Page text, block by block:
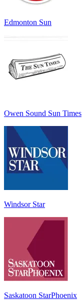
Edmonton Sun
Owen Sound Sun Times
Windsor Star
Saskatoon StarPhoenix